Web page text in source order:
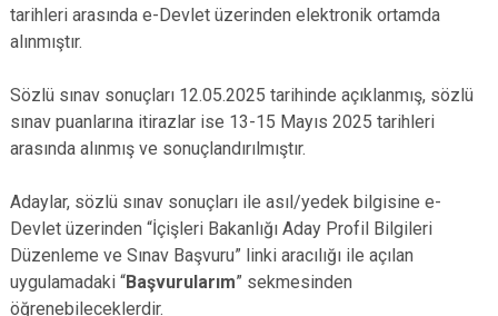
tarihleri arasında e-Devlet üzerinden elektronik ortamda
alınmıştır.
Sözlü sınav sonuçları 12.05.2025 tarihinde açıklanmış, sözlü
sınav puanlarına itirazlar ise 13-15 Mayıs 2025 tarihleri
arasında alınmış ve sonuçlandırılmıştır.
Adaylar, sözlü sınav sonuçları ile asıl/yedek bilgisine e-
Devlet üzerinden “İçişleri Bakanlığı Aday Profil Bilgileri
Düzenleme ve Sınav Başvuru” linki aracılığı ile açılan
uygulamadaki “Başvurularım” sekmesinden
öğrenebileceklerdir.